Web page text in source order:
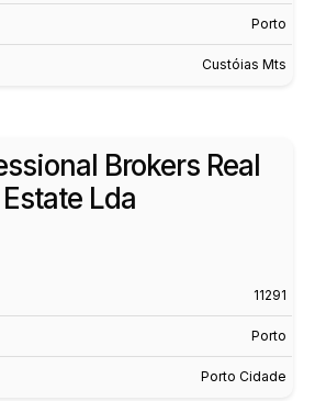
Porto
Custóias Mts
Brokers Real
Estate Lda
11291
Porto
Porto Cidade